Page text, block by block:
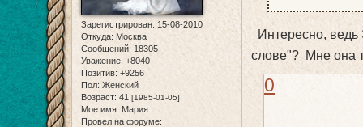
Зарегистрирован: 15-08-2010
Откуда: Москва
Сообщений: 18305
Уважение: +8040
Позитив: +9256
Пол: Женский
Возраст: 41 [1985-01-05]
Мое имя: Мария
Провел на форуме:
Интересно,
слове"? Мне она
0